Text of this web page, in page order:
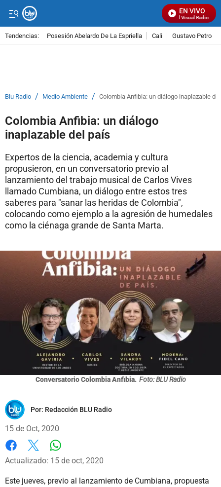
EN VIVO
Señal Visual Radio
Tendencias: Posesión Abelardo De La Espriella Cali Gustavo Petro
Blu Radio / Medio Ambiente / Colombia Anfibia: un diálogo inaplazable
Colombia Anfibia: un diálogo
inaplazable del país
Expertos de la ciencia, academia y cultura
propusieron, en un conversatorio previo al
lanzamiento del trabajo musical de Carlos Vives
llamado Cumbiana, un diálogo entre estos tres
saberes para "sanar las heridas de Colombia",
colocando como ejemplo a la agresión de humedales
como la ciénaga grande de Santa Marta.
Conversatorio Colombia Anfibia. Foto: BLU Radio
Por: Redacción BLU Radio
15 de Oct, 2020
Facebook
X
Actualizado: 15 de oct, 2020
Este jueves, previo al lanzamiento de Cumbiana, propuesta